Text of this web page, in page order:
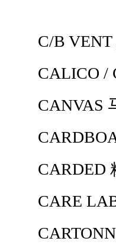
C/B VENT
CALICO /
CANVAS
CARDED
CARE